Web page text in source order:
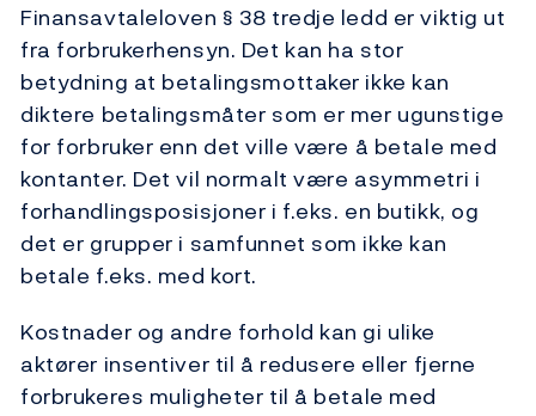
Finansavtaleloven § 38 tredje ledd er viktig ut
fra forbrukerhensyn. Det kan ha stor
betydning at betalingsmottaker ikke kan
diktere betalingsmåter som er mer ugunstige
for forbruker enn det ville være å betale med
kontanter. Det vil normalt være asymmetri i
forhandlingsposisjoner i f.eks. en butikk, og
det er grupper i samfunnet som ikke kan
betale f.eks. med kort.
Kostnader og andre forhold kan gi ulike
aktører insentiver til å redusere eller fjerne
forbrukeres muligheter til å betale med